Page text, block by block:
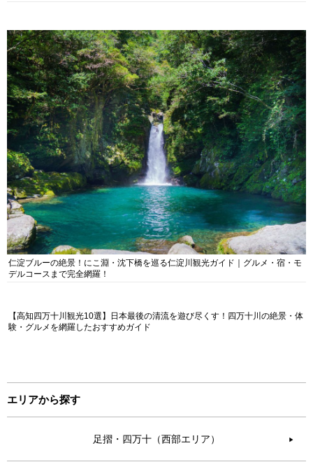
仁淀ブルーの絶景！にこ淵・沈下橋を巡る仁淀川観光ガイド｜グルメ・宿・モ
デルコースまで完全網羅！
【高知四万十川観光10選】日本最後の清流を遊び尽くす！四万十川の絶景・体
験・グルメを網羅したおすすめガイド
エリアから探す
足摺・四万十（西部エリア） ▶︎